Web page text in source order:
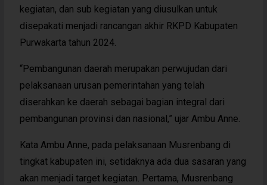
kegiatan, dan sub kegiatan yang diusulkan untuk
disepakati menjadi rancangan akhir RKPD Kabupaten
Purwakarta tahun 2024.
“Pembangunan daerah merupakan perwujudan dari
pelaksanaan urusan pemerintahan yang telah
diserahkan ke daerah sebagai bagian integral dari
pembangunan provinsi dan nasional,” ujar Ambu Anne.
Kata Ambu Anne, pada pelaksanaan Musrenbang di
tingkat kabupaten ini, setidaknya ada dua sasaran yang
akan menjadi target kegiatan. Pertama, Musrenbang